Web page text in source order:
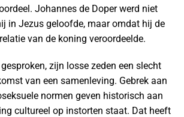
Johannes de Doper werd niet
in Jezus geloofde, maar omdat hij de
van de koning veroordeelde.
zijn losse zeden een slecht
van een samenleving. Gebrek aan
normen geven historisch aan
cultureel op instorten staat. Dat heeft